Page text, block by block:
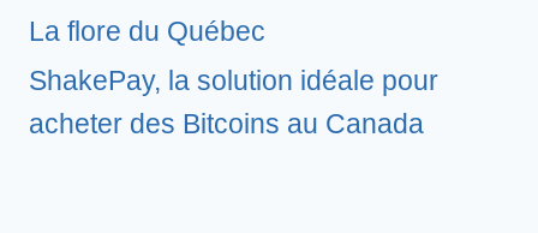
La flore du Québec
ShakePay, la solution idéale pour
acheter des Bitcoins au Canada